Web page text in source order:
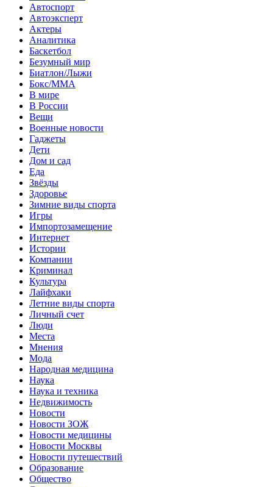
Автоспорт
Автоэксперт
Актеры
Аналитика
Баскетбол
Безумный мир
Биатлон/Лыжи
Бокс/MMA
В мире
В России
Вещи
Военные новости
Гаджеты
Дети
Дом и сад
Еда
Звёзды
Здоровье
Зимние виды спорта
Игры
Импортозамещение
Интернет
Истории
Компании
Криминал
Культура
Лайфхаки
Летние виды спорта
Личный счет
Люди
Места
Мнения
Мода
Народная медицина
Наука
Наука и техника
Недвижимость
Новости
Новости ЗОЖ
Новости медицины
Новости Москвы
Новости путешествий
Образование
Общество